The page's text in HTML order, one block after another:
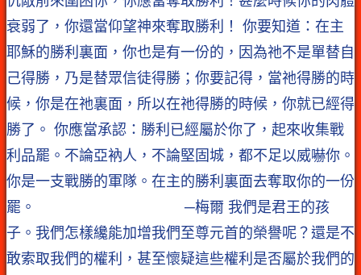
衰弱了，你還當仰望神來奪取勝利！ 你要知道：在主
耶穌的勝利裏面，你也是有一份的，因為祂不是單替自
己得勝，乃是替眾信徒得勝；你要記得，當祂得勝的時
候，你是在祂裏面，所以在祂得勝的時候，你就已經得
勝了。 你應當承認：勝利已經屬於你了，起來收集戰
利品罷。不論亞衲人，不論堅固城，都不足以威嚇你。
你是一支戰勝的軍隊。在主的勝利裏面去奪取你的一份
罷。 ─梅爾 我們是君王的孩
子。我們怎樣纔能加增我們至尊元首的榮譽呢？還是不
敢索取我們的權利，甚至懷疑這些權利是否屬於我們的